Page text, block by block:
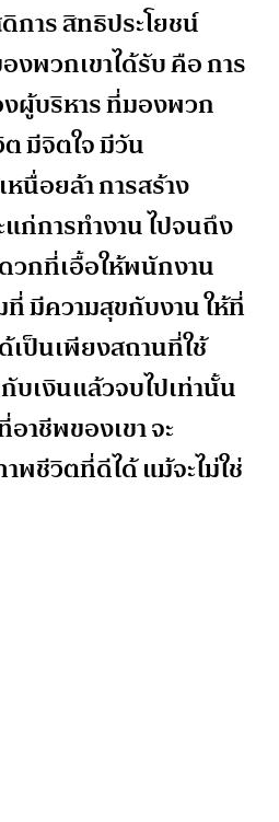
าร สิทธิประโยชน์
พวกเขาได้รับ คือ การ
ผู้บริหาร ที่มองพวก
มีจิตใจ มีวัน
นื่อยล้า การสร้าง
ก่การทำงาน ไปจนถึง
วกที่เอื้อให้พนักงาน
ที่ มีความสุขกับงาน ให้ที่
เป็นเพียงสถานที่ใช้
บเงินแล้วจบไปเท่านั้น
าชีพของเขา จะ
พชีวิตที่ดีได้ แม้จะไม่ใช่